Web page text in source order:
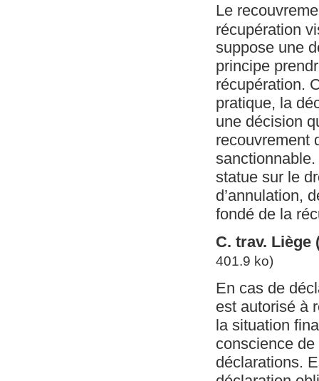
Le
récupération
suppose une
principe
récupération.
pratique, la
une décision
recouvrement
statue sur le
d’annulation,
fondé de la
C. trav. Liège
401.9 ko)
En cas de
est autorisé à
la situation
conscience
déclarations.